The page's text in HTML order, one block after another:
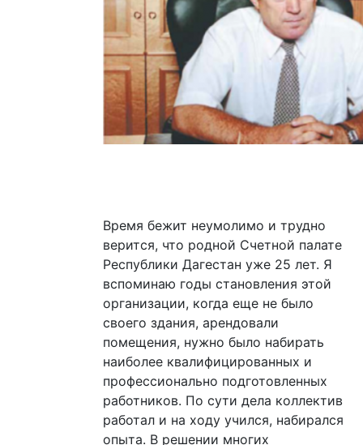
Время бежит неумолимо и трудно
верится, что родной Счетной палате
Республики Дагестан уже 25 лет. Я
вспоминаю годы становления этой
организации, когда еще не было
своего здания, арендовали
помещения, нужно было набирать
наиболее квалифицированных и
профессионально подготовленных
работников. По сути дела коллектив
работал и на ходу учился, набирался
опыта. В решении многих